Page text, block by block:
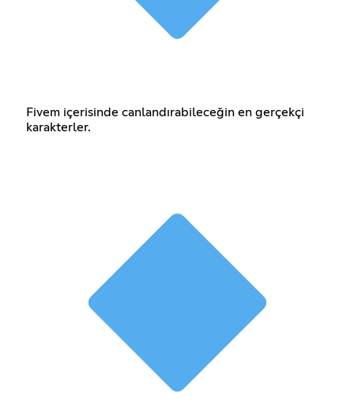
Fivem içerisinde canlandırabileceğin en gerçekçi
karakterler.